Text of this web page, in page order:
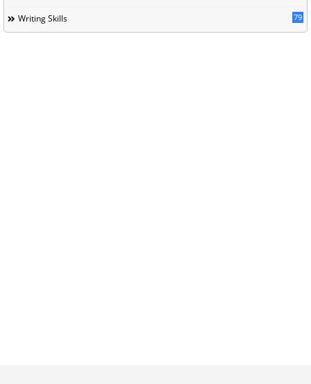
Writing Skills 79